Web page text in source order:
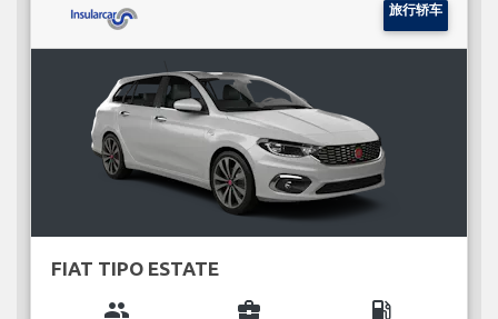
旅行轿车
FIAT TIPO ESTATE
group business_center local_gas_station